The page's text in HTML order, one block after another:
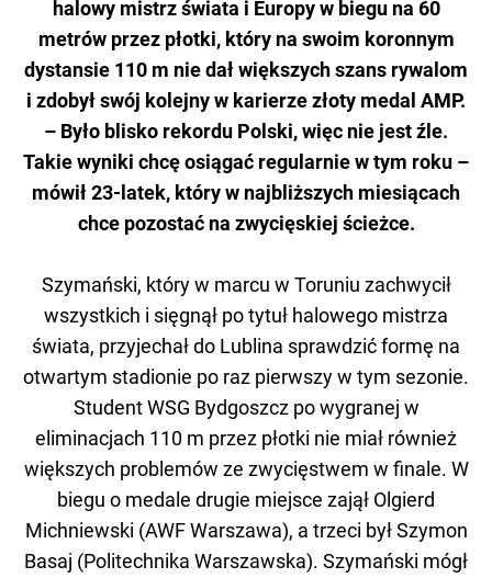
halowy mistrz świata i Europy w biegu na 60
metrów przez płotki, który na swoim koronnym
dystansie 110 m nie dał większych szans rywalom
i zdobył swój kolejny w karierze złoty medal AMP.
– Było blisko rekordu Polski, więc nie jest źle.
Takie wyniki chcę osiągać regularnie w tym roku –
mówił 23-latek, który w najbliższych miesiącach
chce pozostać na zwycięskiej ścieżce.
Szymański, który w marcu w Toruniu zachwycił
wszystkich i sięgnął po tytuł halowego mistrza
świata, przyjechał do Lublina sprawdzić formę na
otwartym stadionie po raz pierwszy w tym sezonie.
Student WSG Bydgoszcz po wygranej w
eliminacjach 110 m przez płotki nie miał również
większych problemów ze zwycięstwem w finale. W
biegu o medale drugie miejsce zajął Olgierd
Michniewski (AWF Warszawa), a trzeci był Szymon
Basaj (Politechnika Warszawska). Szymański mógł